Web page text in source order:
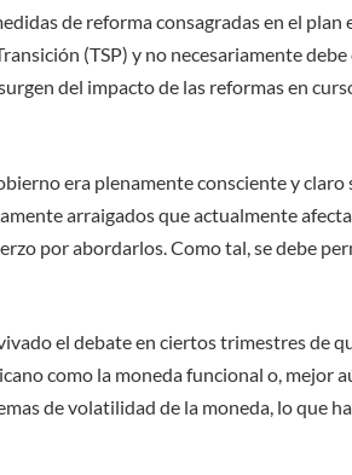
de reforma consagradas en el
(TSP) y no necesariamente
del impacto de las reformas en
era plenamente consciente y claro
arraigados que actualmente
por abordarlos. Como tal, se debe
el debate en ciertos trimestres de
como la moneda funcional o, mejor
de volatilidad de la moneda, lo que